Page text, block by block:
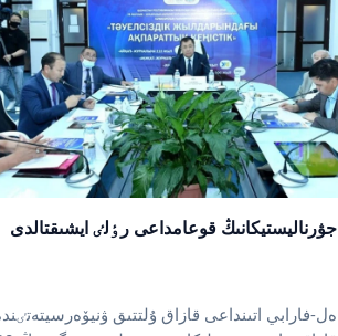
جۋرناليستيكانىڭ قوعامداعى رٶلٸ ايشىقتالدى
ەل-فارابي اتىنداعى قازاق ۇلتتىق